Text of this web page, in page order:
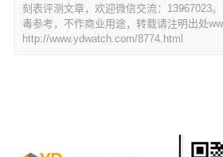
刻表评测文章，欢迎微信交流：13967023
毒参考，不作商业用途，转载请注明出处
http://www.ydwatch.com/8774.html